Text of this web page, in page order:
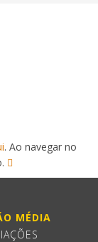
. Ao navegar no
MÉDIA